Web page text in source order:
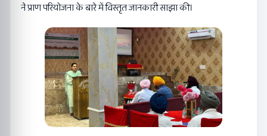
ने प्राण परियोजना के बारे में विस्तृत जानकारी साझा की।